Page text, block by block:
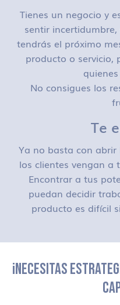
Tienes un negocio y
sentir
tendrás el próximo
producto o servicio,
No consigues los
Te
Ya no basta con
los clientes vengan a
Encontrar a tus
puedan decidir
producto es difícil
¡NECESITAS